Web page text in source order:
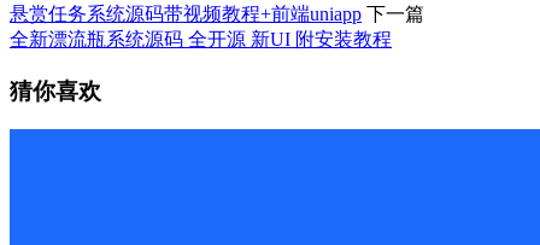
悬赏任务系统源码带视频教程+前端uniapp 下一篇
全新漂流瓶系统源码 全开源 新UI 附安装教程
猜你喜欢